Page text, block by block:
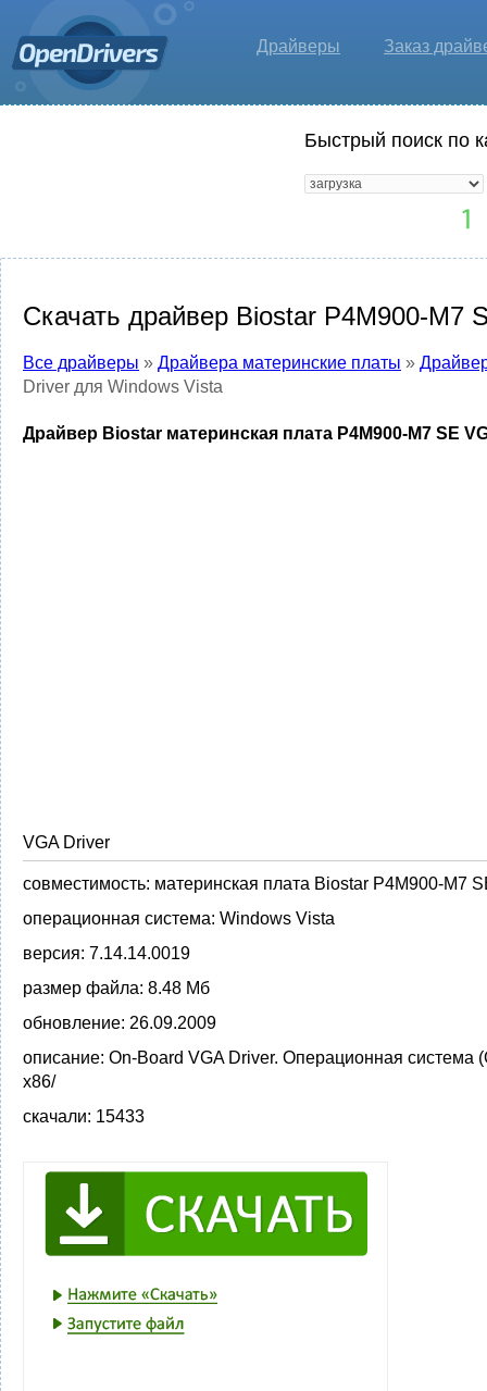
Драйверы Заказ
Быстрый поиск по
Скачать драйвер Biostar P4M900-M7
Все драйверы » Драйвера материнские платы »
Driver для Windows Vista
Драйвер Biostar материнская плата P4M900-M7 SE
VGA Driver
совместимость: материнская плата Biostar P4M900-M7
операционная система: Windows Vista
версия: 7.14.14.0019
размер файла: 8.48 Мб
обновление: 26.09.2009
описание: On-Board VGA Driver. Операционная система
x86/
скачали: 15433